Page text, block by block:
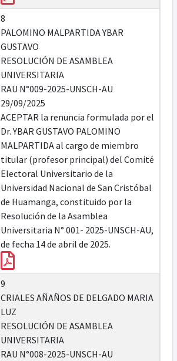
8
PALOMINO MALPARTIDA YBAR
GUSTAVO
RESOLUCIÓN DE ASAMBLEA
UNIVERSITARIA
RAU N°009-2025-UNSCH-AU
29/09/2025
ACEPTAR la renuncia formulada por el
Dr. YBAR GUSTAVO PALOMINO
MALPARTIDA al cargo de miembro
titular (profesor principal) del Comité
Electoral Universitario de la
Universidad Nacional de San Cristóbal
de Huamanga, constituido por la
Resolución de la Asamblea
Universitaria N° 001- 2025-UNSCH-AU,
de fecha 14 de abril de 2025.
9
CRIALES AÑAÑOS DE DELGADO MARIA
LUZ
RESOLUCIÓN DE ASAMBLEA
UNIVERSITARIA
RAU N°008-2025-UNSCH-AU